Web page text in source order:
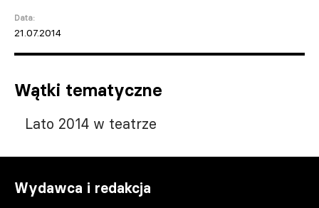
Data:
21.07.2014
Wątki tematyczne
Lato 2014 w teatrze
Wydawca i redakcja